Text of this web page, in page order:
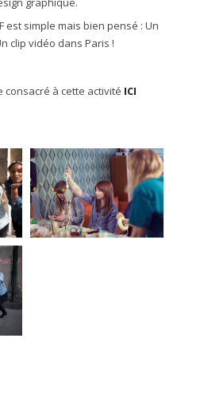
est simple mais bien pensé : Un
clip vidéo dans Paris !
consacré à cette activité ICI